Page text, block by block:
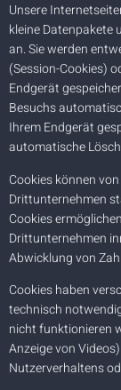
Unsere
kleine Datenpakete
an. Sie werden
(Session-Cookies)
Endgerät
Besuchs
Ihrem Endgerät
automatische
Cookies können
Drittunternehmen
Cookies
Drittunternehmen
Abwicklung von
Cookies haben
technisch
nicht funktionieren
Anzeige von
Nutzerverhaltens